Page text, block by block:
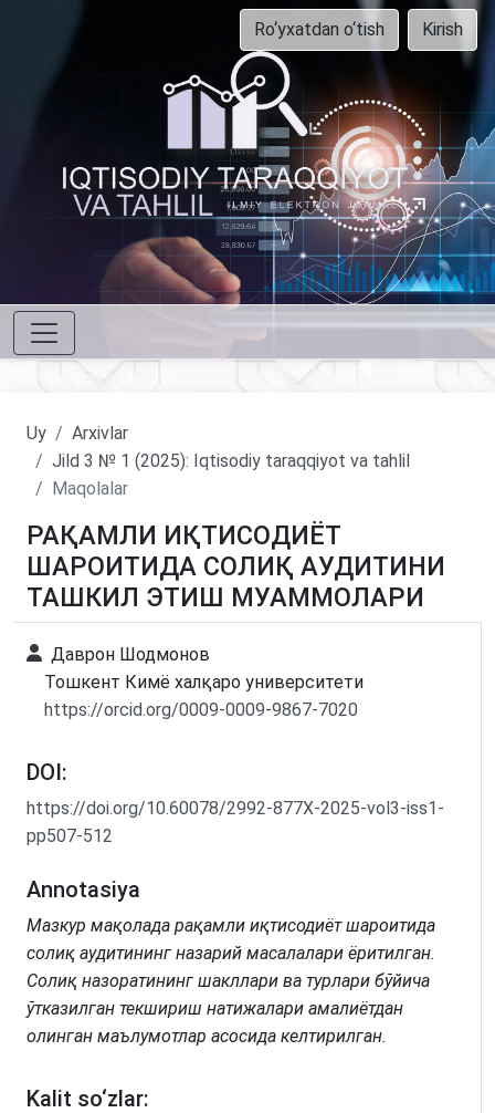
Ro‘yxatdan o‘tish Kirish
Uy
Arxivlar
Jild 3 № 1 (2025): Iqtisodiy taraqqiyot va tahlil
Maqolalar
РАҚАМЛИ ИҚТИСОДИЁТ
ШАРОИТИДА СОЛИҚ АУДИТИНИ
ТАШКИЛ ЭТИШ МУАММОЛАРИ
Даврон Шодмонов
Тошкент Кимё халқаро университети
https://orcid.org/0009-0009-9867-7020
DOI:
https://doi.org/10.60078/2992-877X-2025-vol3-iss1-
pp507-512
Annotasiya
Мазкур мақолада рақамли иқтисодиёт шароитида
солиқ аудитининг назарий масалалари ёритилган.
Солиқ назоратининг шакллари ва турлари бўйича
ўтказилган текшириш натижалари амалиётдан
олинган маълумотлар асосида келтирилган.
Kalit so‘zlar: